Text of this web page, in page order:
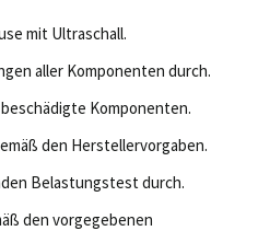
mit Ultraschall.
aller Komponenten durch.
Komponenten.
den Herstellervorgaben.
Belastungstest durch.
den vorgegebenen